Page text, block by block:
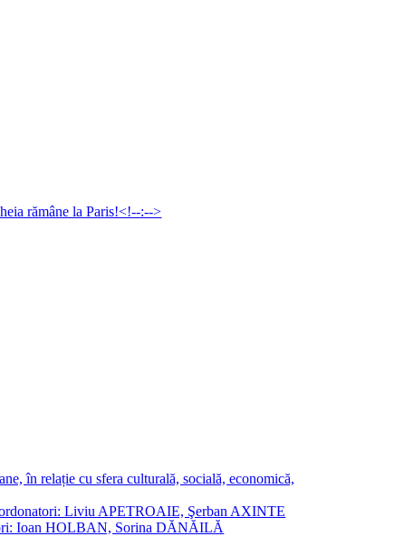
în relație cu sfera culturală, socială, economică,
Liviu APETROAIE, Şerban AXINTE
Ioan HOLBAN, Sorina DĂNĂILĂ